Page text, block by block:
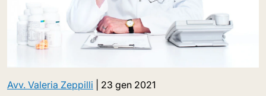
Avv. Valeria Zeppilli 23 gen 2021